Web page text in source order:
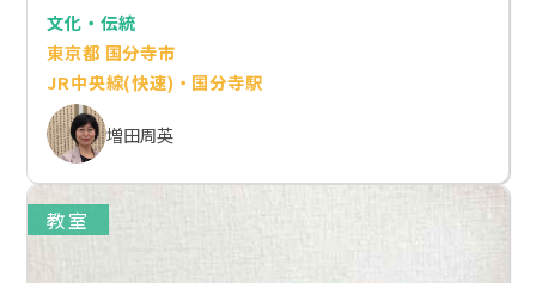
文化・伝統
東京都 国分寺市
JR中央線(快速)・国分寺駅
増田周英
教室